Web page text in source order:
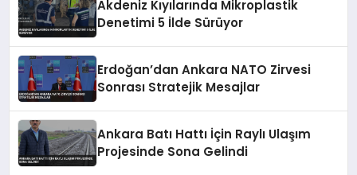
Akdeniz Kıyılarında Mikroplastik
Denetimi 5 İlde Sürüyor
Erdoğan’dan Ankara NATO Zirvesi
Sonrası Stratejik Mesajlar
Ankara Batı Hattı İçin Raylı Ulaşım
Projesinde Sona Gelindi